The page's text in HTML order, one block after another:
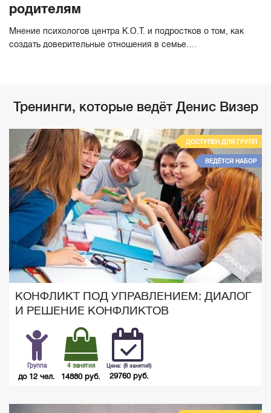
родителям
Мнение психологов центра К.О.Т. и подростков о том, как
создать доверительные отношения в семье.…
Тренинги, которые ведёт Денис Визер
КОНФЛИКТ ПОД УПРАВЛЕНИЕМ: ДИАЛОГ
И РЕШЕНИЕ КОНФЛИКТОВ
Группа
до 12 чел.
4 занятия
14880 руб.
Цена: (8 занятий)
29760 руб.
ДОСТУПЕН ДЛЯ ГРУПП
ВЕДЁТСЯ НАБОР